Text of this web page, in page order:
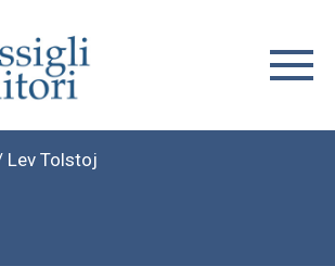
Lev Tolstoj